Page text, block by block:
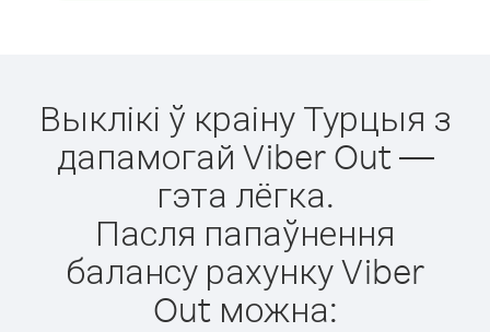
Выклікі ў краіну Турцыя з
дапамогай Viber Out —
гэта лёгка.
Пасля папаўнення
балансу рахунку Viber
Out можна: